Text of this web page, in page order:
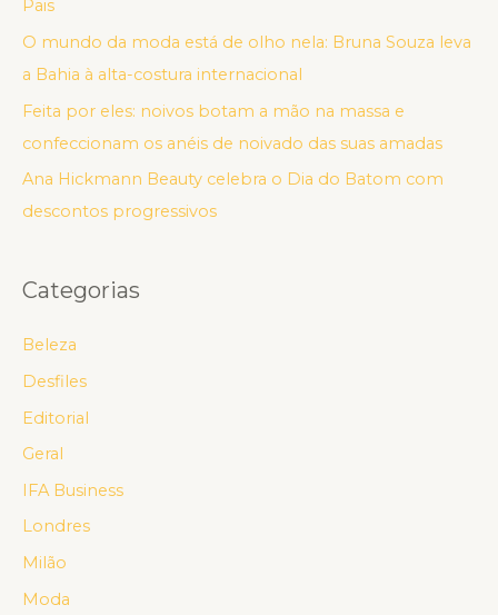
Pais
O mundo da moda está de olho nela: Bruna Souza leva
a Bahia à alta-costura internacional
Feita por eles: noivos botam a mão na massa e
confeccionam os anéis de noivado das suas amadas
Ana Hickmann Beauty celebra o Dia do Batom com
descontos progressivos
Categorias
Beleza
Desfiles
Editorial
Geral
IFA Business
Londres
Milão
Moda